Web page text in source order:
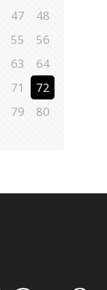
47
48
55
56
63
64
71
72
79
80